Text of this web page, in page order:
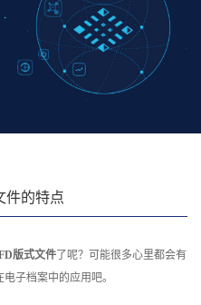
件的特点
版式文件 了呢？可能很多心里都会有
子档案中的应用吧。